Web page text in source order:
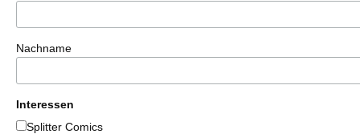
Nachname
Interessen
Splitter Comics